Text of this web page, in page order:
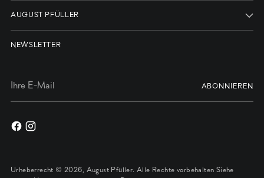
AUGUST PFÜLLER
NEWSLETTER
ABONNIEREN
Urheberrecht © 2026, August Pfüller. Alle Rechte vorbehalten Siehe